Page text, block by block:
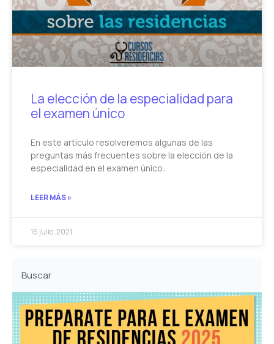
La elección de la especialidad para
el examen único
En este artículo resolveremos algunas de las
preguntas más frecuentes sobre la elección de la
especialidad en el examen único:
LEER MÁS »
16 julio, 2021